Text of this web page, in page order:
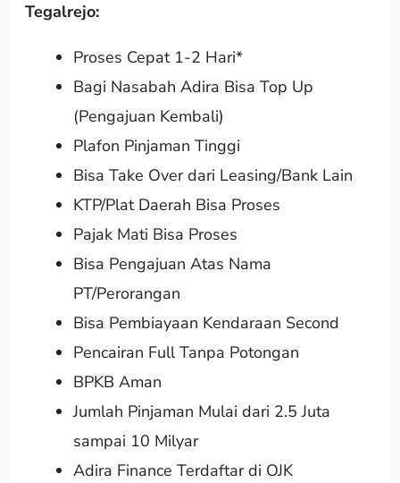
Tegalrejo:
Proses Cepat 1-2 Hari*
Bagi Nasabah Adira Bisa Top Up
(Pengajuan Kembali)
Plafon Pinjaman Tinggi
Bisa Take Over dari Leasing/Bank Lain
KTP/Plat Daerah Bisa Proses
Pajak Mati Bisa Proses
Bisa Pengajuan Atas Nama
PT/Perorangan
Bisa Pembiayaan Kendaraan Second
Pencairan Full Tanpa Potongan
BPKB Aman
Jumlah Pinjaman Mulai dari 2.5 Juta
sampai 10 Milyar
Adira Finance Terdaftar di OJK